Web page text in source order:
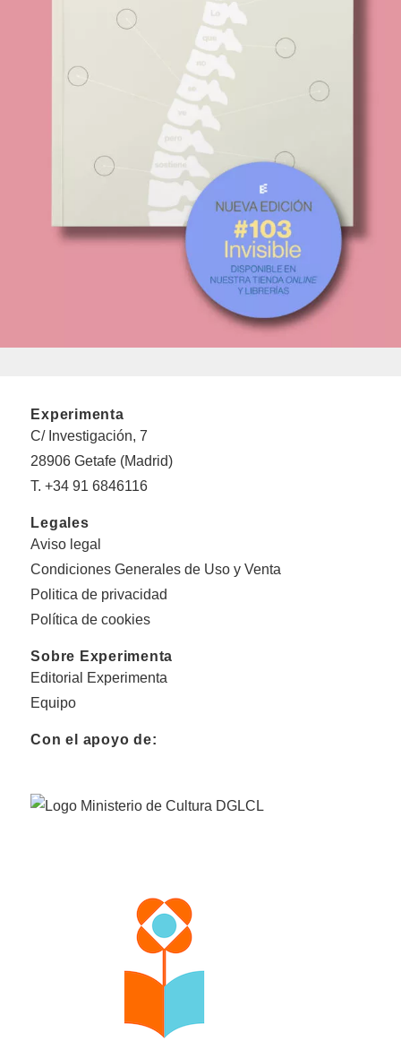
Experimenta
C/ Investigación, 7
28906 Getafe (Madrid)
T. +34 91 6846116
Legales
Aviso legal
Condiciones Generales de Uso y Venta
Politica de privacidad
Política de cookies
Sobre Experimenta
Editorial Experimenta
Equipo
Con el apoyo de: